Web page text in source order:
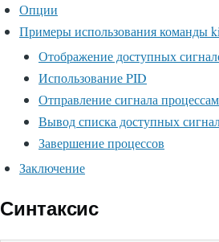
Опции
Примеры использования команды
Отображение доступных
Использование PID
Отправление сигнала процессам
Вывод списка доступных
Завершение процессов
Заключение
Синтаксис